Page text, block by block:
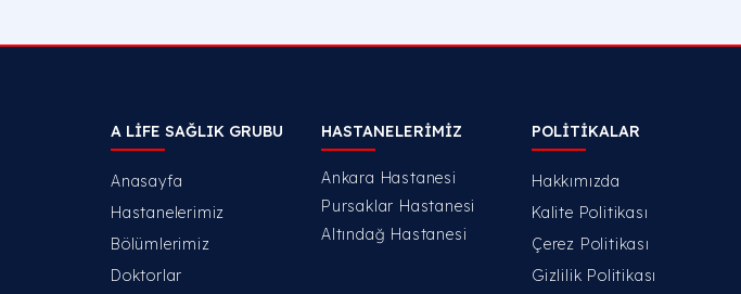
A LIFE SAĞLIK GRUBU
Anasayfa
Hastanelerimiz
Bölümlerimiz
Doktorlar
HASTANELERIMIZ
Ankara Hastanesi
Pursaklar Hastanesi
Altındağ Hastanesi
POLİTİKALAR
Hakkımızda
Kalite Politikası
Çerez Politikası
Gizlilik Politikası